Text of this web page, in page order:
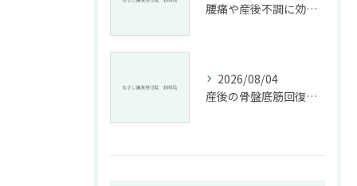
腰痛や産後不調に効く整骨院の施術と姿勢改善法
2026/08/04
産後の骨盤底筋回復法と整骨院活用